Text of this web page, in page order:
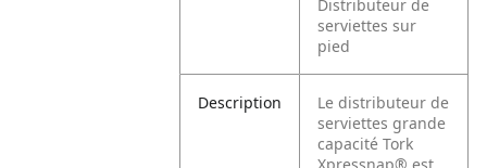
Distributeur de
serviettes sur
pied
Description
Le distributeur de
serviettes grande
capacité Tork